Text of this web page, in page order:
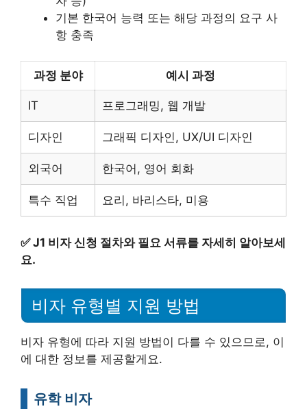
기본 한국어 능력 또는 해당 과정의 요구 사
항 충족
과정 분야 예시 과정
IT 프로그래밍, 웹 개발
디자인 그래픽 디자인, UX/UI 디자인
외국어 한국어, 영어 회화
특수 직업 요리, 바리스타, 미용
✅J1 비자 신청 절차와 필요 서류를 자세히 알아보세
요.
비자 유형별 지원 방법
비자 유형에 따라 지원 방법이 다를 수 있으므로, 이
에 대한 정보를 제공할게요.
유학 비자